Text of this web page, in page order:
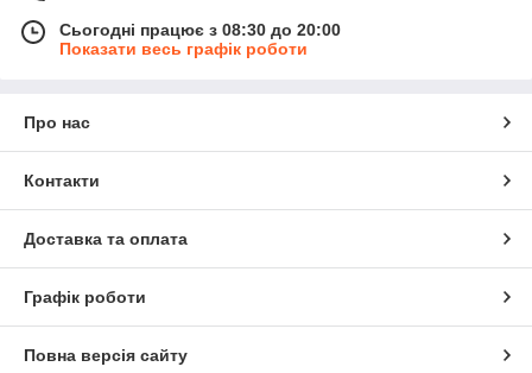
Сьогодні працює з 08:30 до 20:00
Показати весь графік роботи
Про нас
Контакти
Доставка та оплата
Графік роботи
Повна версія сайту